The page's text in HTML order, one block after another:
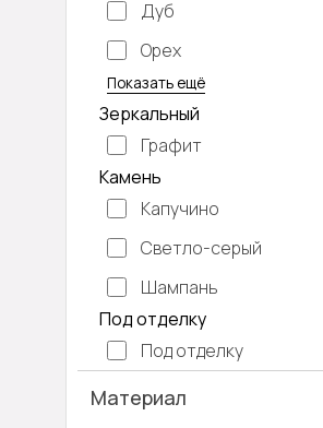
Дуб
Орех
Серый дуб
Показать ещё
Зеркальный
Графит
Камень
Капучино
Светло-серый
Шампань
Под отделку
Под отделку
Материал